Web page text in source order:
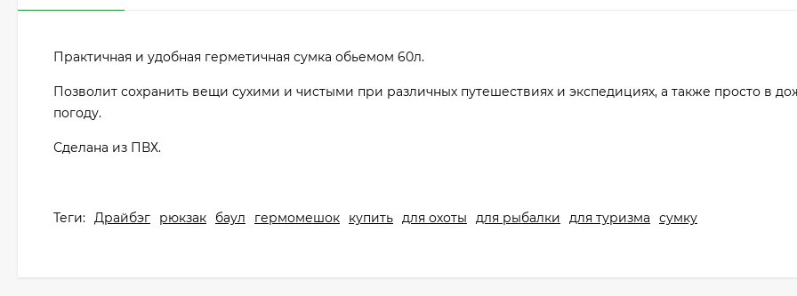
Практичная и удобная герметичная сумка обьемом 60л.
Позволит сохранить вещи сухими и чистыми при различных путешествиях и экспедициях, а также просто в
погоду.
Сделана из ПВХ.
Теги: Драйбэг рюкзак баул гермомешок купить для охоты для рыбалки для туризма сумку